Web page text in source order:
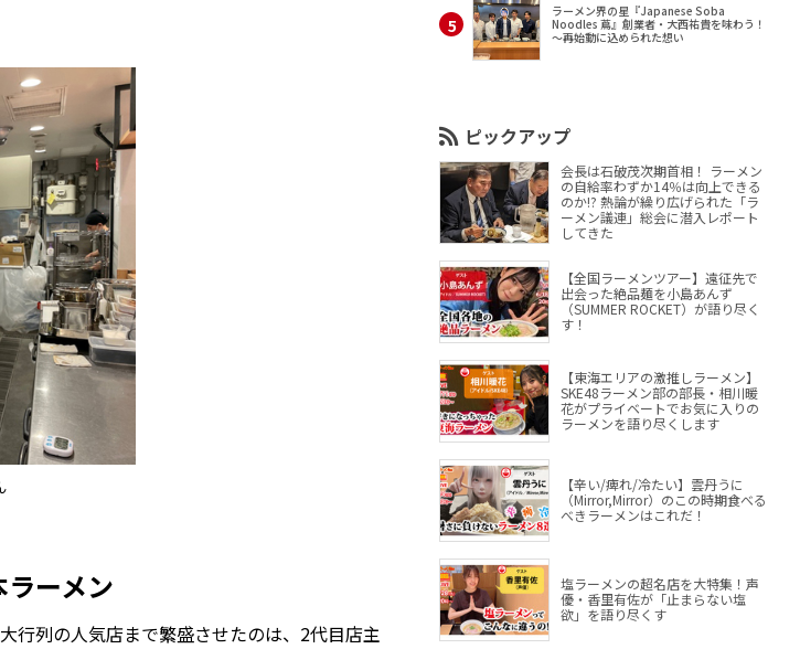
ーメン
行列の人気店まで繁盛させたのは、2代目店主
ラーメン界の星『Japanese Soba
Noodles 蔦』創業者・大西祐貴を味わう！
～再始動に込められた想い
ピックアップ
会長は石破茂次期首相！ ラーメン
の自給率わずか14％は向上できる
のか!? 熱論が繰り広げられた「ラ
ーメン議連」総会に潜入レポート
してきた
【全国ラーメンツアー】遠征先で
出会った絶品麺を小島あんず
（SUMMER ROCKET）が語り尽く
す！
【東海エリアの激推しラーメン】
SKE48ラーメン部の部長・相川暖
花がプライベートでお気に入りの
ラーメンを語り尽くします
【辛い/痺れ/冷たい】雲丹うに
（Mirror,Mirror）のこの時期食べる
べきラーメンはこれだ！
塩ラーメンの超名店を大特集！声
優・香里有佐が「止まらない塩
欲」を語り尽くす